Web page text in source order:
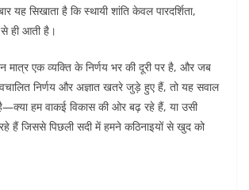
यह सिखाता है कि स्थायी शांति केवल पारदर्शिता,
ही आती है।
एक व्यक्ति के निर्णय भर की दूरी पर है, और जब
निर्णय और अज्ञात खतरे जुड़े हुए हैं, तो यह सवाल
हम वाकई विकास की ओर बढ़ रहे हैं, या उसी
हैं जिससे पिछली सदी में हमने कठिनाइयों से खुद को